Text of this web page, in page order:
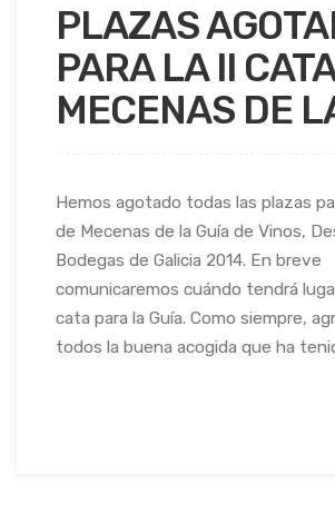
PLAZAS
PARA LA II
MECENAS DE
Hemos agotado todas las plazas
de Mecenas de la Guía de Vinos,
Bodegas de Galicia 2014. En breve
comunicaremos cuándo tendrá
cata para la Guía. Como siempre,
todos la buena acogida que ha